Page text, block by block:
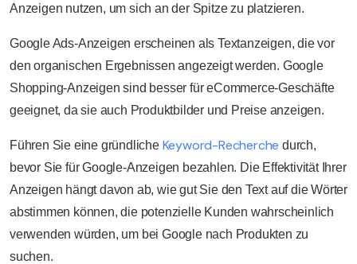
Anzeigen nutzen, um sich an der Spitze zu platzieren.
Google Ads-Anzeigen erscheinen als Textanzeigen, die vor
den organischen Ergebnissen angezeigt werden. Google
Shopping-Anzeigen sind besser für eCommerce-Geschäfte
geeignet, da sie auch Produktbilder und Preise anzeigen.
Führen Sie eine gründliche Keyword-Recherche durch,
bevor Sie für Google-Anzeigen bezahlen. Die Effektivität Ihrer
Anzeigen hängt davon ab, wie gut Sie den Text auf die Wörter
abstimmen können, die potenzielle Kunden wahrscheinlich
verwenden würden, um bei Google nach Produkten zu
suchen.